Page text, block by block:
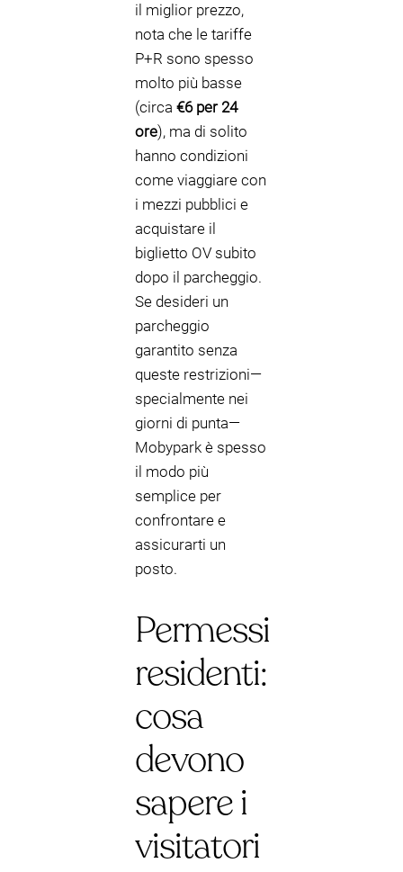
il miglior prezzo,
nota che le tariffe
P+R sono spesso
molto più basse
(circa €6 per 24
ore), ma di solito
hanno condizioni
come viaggiare con
i mezzi pubblici e
acquistare il
biglietto OV subito
dopo il parcheggio.
Se desideri un
parcheggio
garantito senza
queste restrizioni—
specialmente nei
giorni di punta—
Mobypark è spesso
il modo più
semplice per
confrontare e
assicurarti un
posto.
Permessi
residenti:
cosa
devono
sapere i
visitatori